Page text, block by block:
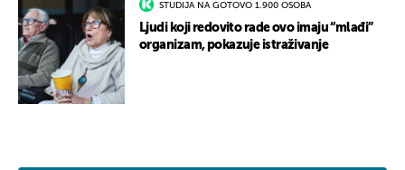
STUDIJA NA GOTOVO 1.900 OSOBA
Ljudi koji redovito rade ovo imaju “mlađi”
organizam, pokazuje istraživanje